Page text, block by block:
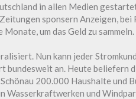
in allen Medien
sponsern Anzeigen,
um das Geld zu sammeln.
Nun kann jeder
an. Heute beliefern
200.000 Haushalte und
Wasserkraftwerken und